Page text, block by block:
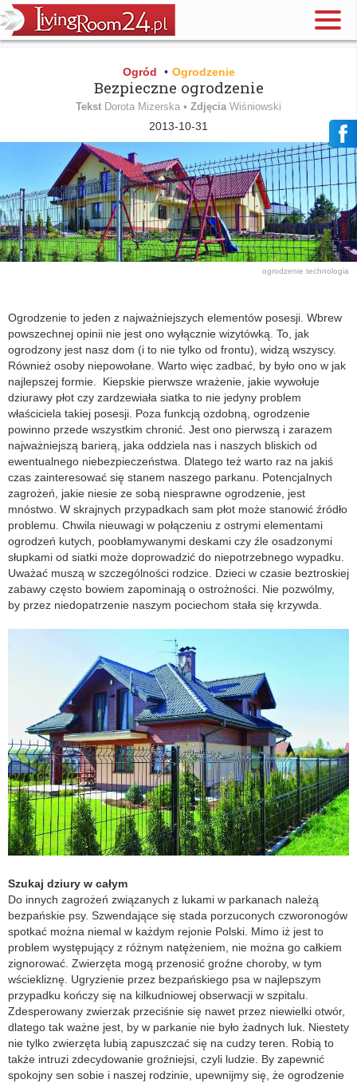
Ogród • Ogrodzenie
Bezpieczne ogrodzenie
Tekst Dorota Mizerska • Zdjęcia Wiśniowski
2013-10-31
ogrodzenie technologia
Ogrodzenie to jeden z najważniejszych elementów posesji. Wbrew
powszechnej opinii nie jest ono wyłącznie wizytówką. To, jak
ogrodzony jest nasz dom (i to nie tylko od frontu), widzą wszyscy.
Również osoby niepowołane. Warto więc zadbać, by było ono w jak
najlepszej formie. Kiepskie pierwsze wrażenie, jakie wywołuje
dziurawy płot czy zardzewiała siatka to nie jedyny problem
właściciela takiej posesji. Poza funkcją ozdobną, ogrodzenie
powinno przede wszystkim chronić. Jest ono pierwszą i zarazem
najważniejszą barierą, jaka oddziela nas i naszych bliskich od
ewentualnego niebezpieczeństwa. Dlatego też warto raz na jakiś
czas zainteresować się stanem naszego parkanu. Potencjalnych
zagrożeń, jakie niesie ze sobą niesprawne ogrodzenie, jest
mnóstwo. W skrajnych przypadkach sam płot może stanowić źródło
problemu. Chwila nieuwagi w połączeniu z ostrymi elementami
ogrodzeń kutych, poobłamywanymi deskami czy źle osadzonymi
słupkami od siatki może doprowadzić do niepotrzebnego wypadku.
Uważać muszą w szczególności rodzice. Dzieci w czasie beztroskiej
zabawy często bowiem zapominają o ostrożności. Nie pozwólmy,
by przez niedopatrzenie naszym pociechom stała się krzywda.
Szukaj dziury w całym
Do innych zagrożeń związanych z lukami w parkanach należą
bezpańskie psy. Szwendające się stada porzuconych czworonogów
spotkać można niemal w każdym rejonie Polski. Mimo iż jest to
problem występujący z różnym natężeniem, nie można go całkiem
zignorować. Zwierzęta mogą przenosić groźne choroby, w tym
wściekliznę. Ugryzienie przez bezpańskiego psa w najlepszym
przypadku kończy się na kilkudniowej obserwacji w szpitalu.
Zdesperowany zwierzak przeciśnie się nawet przez niewielki otwór,
dlatego tak ważne jest, by w parkanie nie było żadnych luk. Niestety
nie tylko zwierzęta lubią zapuszczać się na cudzy teren. Robią to
także intruzi zdecydowanie groźniejsi, czyli ludzie. By zapewnić
spokojny sen sobie i naszej rodzinie, upewnijmy się, że ogrodzenie